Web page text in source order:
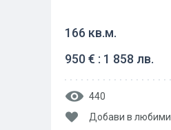
166 кв.м.
950 € : 1 858 лв.
440
Добави в любими